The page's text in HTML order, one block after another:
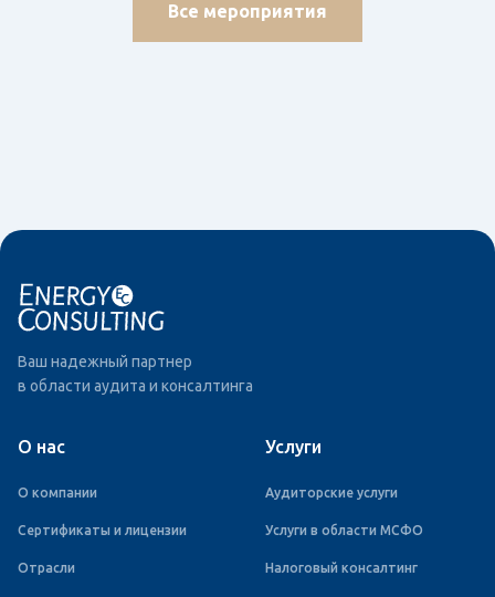
Все мероприятия
Ваш надежный партнер
в области аудита и консалтинга
О нас
О компании
Сертификаты и лицензии
Отрасли
Услуги
Аудиторские услуги
Услуги в области МСФО
Налоговый консалтинг